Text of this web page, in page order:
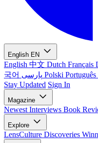
English EN
English 中文 Dutch Français
국어
Polski Português
Stay Updated Sign In
Magazine
Newest Interviews Book
Explore
LensCulture Discoveries